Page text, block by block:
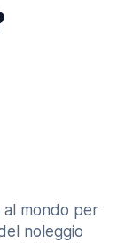
mondo per
noleggio